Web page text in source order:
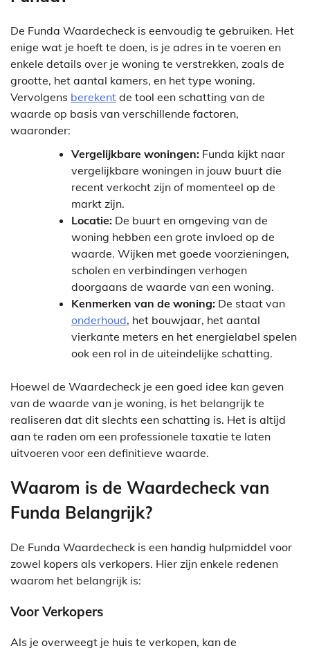
De Funda Waardecheck is eenvoudig te gebruiken. Het
enige wat je hoeft te doen, is je adres in te voeren en
enkele details over je woning te verstrekken, zoals de
grootte, het aantal kamers, en het type woning.
Vervolgens berekent de tool een schatting van de
waarde op basis van verschillende factoren,
waaronder:
Vergelijkbare woningen: Funda kijkt naar
vergelijkbare woningen in jouw buurt die
recent verkocht zijn of momenteel op de
markt zijn.
Locatie: De buurt en omgeving van de
woning hebben een grote invloed op de
waarde. Wijken met goede voorzieningen,
scholen en verbindingen verhogen
doorgaans de waarde van een woning.
Kenmerken van de woning: De staat van
onderhoud, het bouwjaar, het aantal
vierkante meters en het energielabel spelen
ook een rol in de uiteindelijke schatting.
Hoewel de Waardecheck je een goed idee kan geven
van de waarde van je woning, is het belangrijk te
realiseren dat dit slechts een schatting is. Het is altijd
aan te raden om een professionele taxatie te laten
uitvoeren voor een definitieve waarde.
Waarom is de Waardecheck van
Funda Belangrijk?
De Funda Waardecheck is een handig hulpmiddel voor
zowel kopers als verkopers. Hier zijn enkele redenen
waarom het belangrijk is:
Voor Verkopers
Als je overweegt je huis te verkopen, kan de